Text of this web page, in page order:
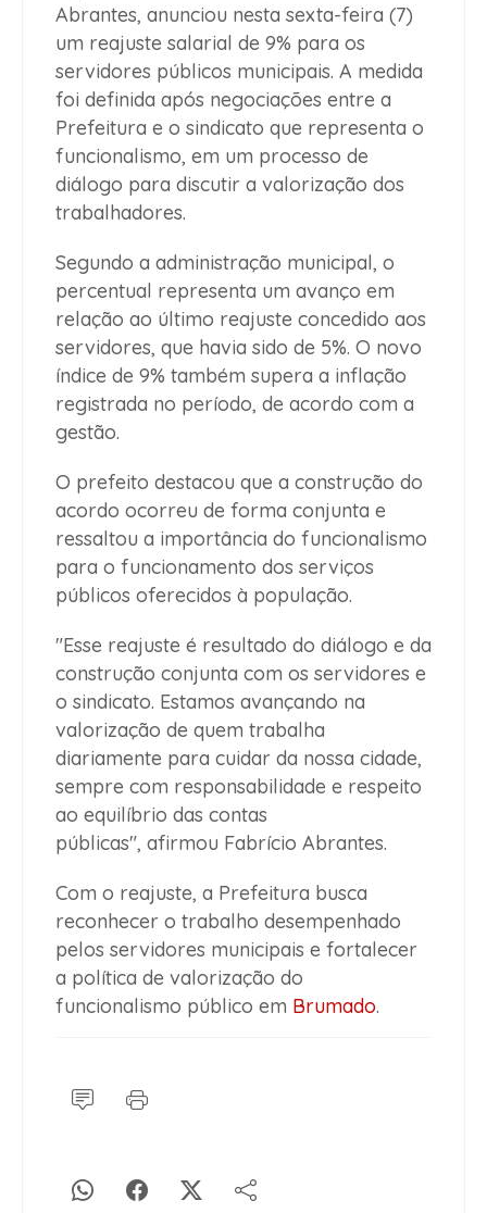
Abrantes, anunciou nesta sexta-feira (7)
um reajuste salarial de 9% para os
servidores públicos municipais. A medida
foi definida após negociações entre a
Prefeitura e o sindicato que representa o
funcionalismo, em um processo de
diálogo para discutir a valorização dos
trabalhadores.
Segundo a administração municipal, o
percentual representa um avanço em
relação ao último reajuste concedido aos
servidores, que havia sido de 5%. O novo
índice de 9% também supera a inflação
registrada no período, de acordo com a
gestão.
O prefeito destacou que a construção do
acordo ocorreu de forma conjunta e
ressaltou a importância do funcionalismo
para o funcionamento dos serviços
públicos oferecidos à população.
"Esse reajuste é resultado do diálogo e da
construção conjunta com os servidores e
o sindicato. Estamos avançando na
valorização de quem trabalha
diariamente para cuidar da nossa cidade,
sempre com responsabilidade e respeito
ao equilíbrio das contas
públicas", afirmou Fabrício Abrantes.
Com o reajuste, a Prefeitura busca
reconhecer o trabalho desempenhado
pelos servidores municipais e fortalecer
a política de valorização do
funcionalismo público em Brumado.